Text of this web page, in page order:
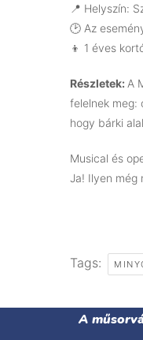
📍 Helyszín:
🕑 Az
👦 1 éves
Részletek: A
felelnek meg:
hogy bárki
Musical és
Ja! Ilyen még
Tags:
A